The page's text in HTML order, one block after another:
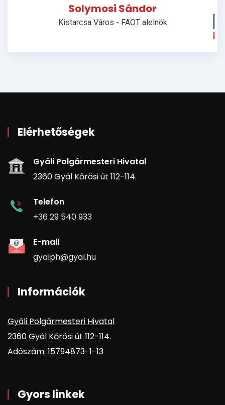
Solymosi Sándor
Kistarcsa Város - FAÖT alelnök
Elérhetőségek
Gyáli Polgármesteri Hivatal
2360 Gyál Kőrösi út 112-114.
Telefon
+36 29 540 933
E-mail
gyalph@gyal.hu
Információk
Gyáli Polgármesteri Hivatal
2360 Gyál Kőrösi út 112-114.
Adószám: 15794873-1-13
Gyors linkek